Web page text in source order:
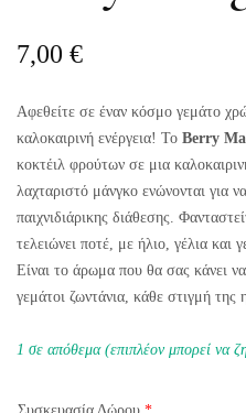
7,00 €
Αφεθείτε σε έναν κόσμο γεμάτο
καλοκαιρινή ενέργεια! Το Berry
κοκτέιλ φρούτων σε μια
λαχταριστό μάνγκο ενώνονται για
παιχνιδιάρικης διάθεσης.
τελειώνει ποτέ, με ήλιο, γέλια και
Είναι το άρωμα που θα σας κάνει
γεμάτοι ζωντάνια, κάθε στιγμή της
1 σε απόθεμα (επιπλέον μπορεί να